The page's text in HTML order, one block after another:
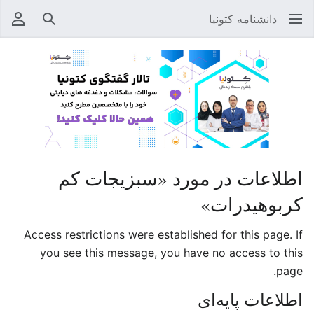
دانشنامه کتونیا جستجو
اطلاعات در مورد «سبزیجات کم
کربوهیدرات»
Access restrictions were established for this page. If
you see this message, you have no access to this
page.
اطلاعات پایه‌ای